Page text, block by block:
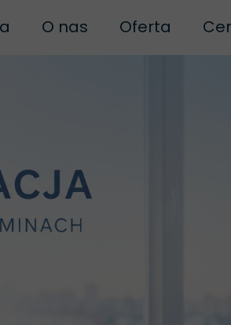
O nas
Regulamin
Regulamin szkoleń
Oferta